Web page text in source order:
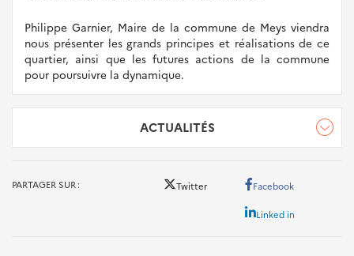
Philippe Garnier, Maire de la commune de Meys viendra
nous présenter les grands principes et réalisations de ce
quartier, ainsi que les futures actions de la commune
pour poursuivre la dynamique.
ACTUALITÉS
PARTAGER SUR Twitter Facebook
Linked in